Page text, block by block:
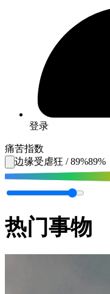
登录
痛苦指数
边缘受虐狂 /89%89%
热门事物